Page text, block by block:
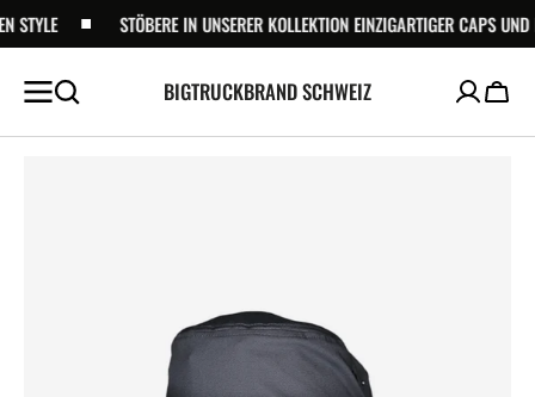
ZUM
INHALT
SPRINGEN
STÖBERE IN UNSERER KOLLEKTION EINZIGARTIGER CAPS UND
BIGTRUCKBRAND SCHWEIZ